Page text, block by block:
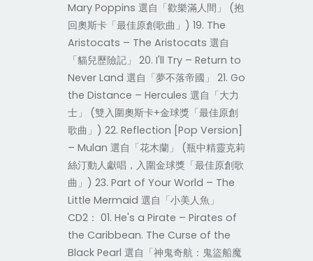
Mary Poppins 選自「歡樂滿人間」 (抱
回奧斯卡「最佳原創歌曲」) 19. The
Aristocats – The Aristocats 選自
「貓兒歷險記」 20. I'll Try – Return to
Never Land 選自「夢不落帝國」 21. Go
the Distance – Hercules 選自「大力
士」 (雙入圍奧斯卡+金球獎「最佳原創
歌曲」) 22. Reflection [Pop Version]
– Mulan 選自「花木蘭」 (瓶中精靈克莉
絲汀動人獻唱，入圍金球獎「最佳原創歌
曲」) 23. Part of Your World – The
Little Mermaid 選自「小美人魚」
CD2： 01. He's a Pirate – Pirates of
the Caribbean. The Curse of the
Black Pearl 選自「神鬼奇航：鬼盜船魔